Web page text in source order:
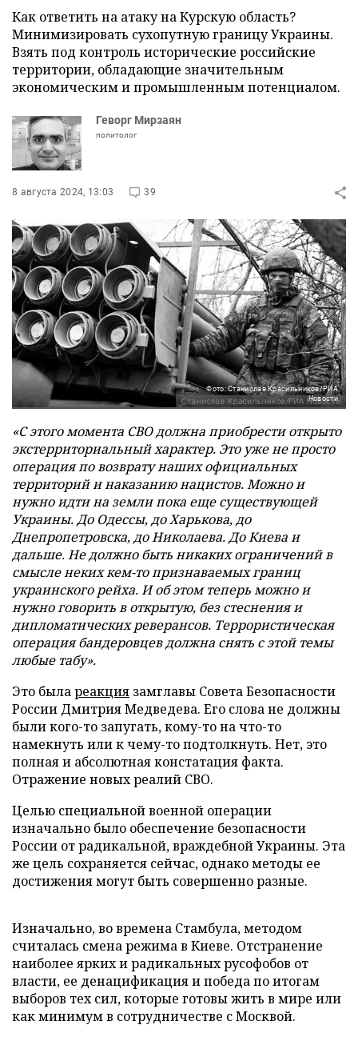
Как ответить на атаку на Курскую область?
Минимизировать сухопутную границу Украины.
Взять под контроль исторические российские
территории, обладающие значительным
экономическим и промышленным потенциалом.
Геворг Мирзаян
политолог
8 августа 2024, 13:03 39
Фото: Станислав Красильников/РИА
Новости
«С этого момента СВО должна приобрести открыто
экстерриториальный характер. Это уже не просто
операция по возврату наших официальных
территорий и наказанию нацистов. Можно и
нужно идти на земли пока еще существующей
Украины. До Одессы, до Харькова, до
Днепропетровска, до Николаева. До Киева и
дальше. Не должно быть никаких ограничений в
смысле неких кем-то признаваемых границ
украинского рейха. И об этом теперь можно и
нужно говорить в открытую, без стеснения и
дипломатических реверансов. Террористическая
операция бандеровцев должна снять с этой темы
любые табу».
Это былареакция замглавы Совета Безопасности
России Дмитрия Медведева. Его слова не должны
были кого-то запугать, кому-то на что-то
намекнуть или к чему-то подтолкнуть. Нет, это
полная и абсолютная констатация факта.
Отражение новых реалий СВО.
Целью специальной военной операции
изначально было обеспечение безопасности
России от радикальной, враждебной Украины. Эта
же цель сохраняется сейчас, однако методы ее
достижения могут быть совершенно разные.
Изначально, во времена Стамбула, методом
считалась смена режима в Киеве. Отстранение
наиболее ярких и радикальных русофобов от
власти, ее денацификация и победа по итогам
выборов тех сил, которые готовы жить в мире или
как минимум в сотрудничестве с Москвой.